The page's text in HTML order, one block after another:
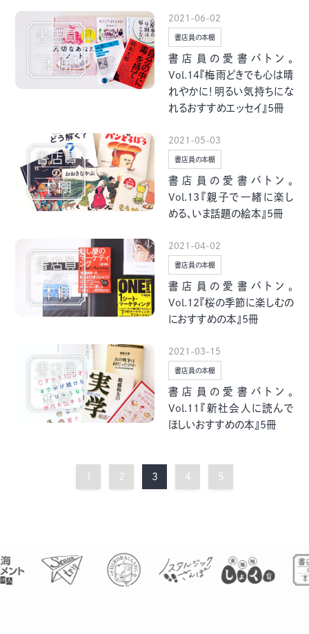
2021-06-02
書店員の本棚
書店員の愛書バトン。
Vol.14『梅雨どきでも心は晴
れやかに！明るい気持ちにな
れるおすすめエッセイ』5冊
2021-05-03
書店員の本棚
書店員の愛書バトン。
Vol.13『親子で一緒に楽し
める、いま話題の絵本』5冊
2021-04-02
書店員の本棚
書店員の愛書バトン。
Vol.12『桜の季節に楽しむの
におすすめの本』5冊
2021-03-15
書店員の本棚
書店員の愛書バトン。
Vol.11『新社会人に読んで
ほしいおすすめの本』5冊
2 3 4 5